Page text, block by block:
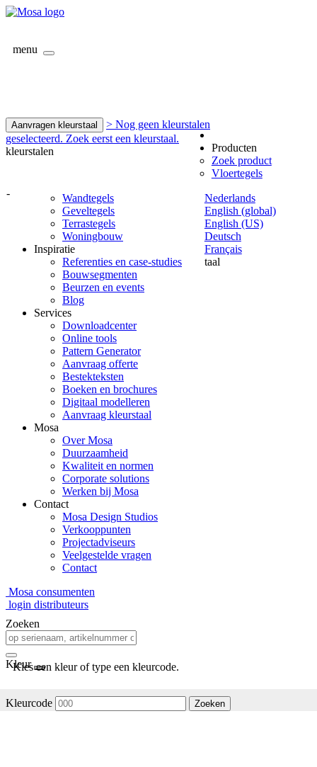
menu
Aanvragen kleurstaal
> Nog geen kleurstalen
geselecteerd. Zoek eerst een kleurstaal.
kleurstalen
-
Nederlands
English (global)
English (US)
Deutsch
Français
taal
Producten
Zoek product
Vloertegels
Wandtegels
Geveltegels
Terrastegels
Woningbouw
Inspiratie
Referenties en case-studies
Bouwsegmenten
Beurzen en events
Blog
Services
Downloadcenter
Online tools
Pattern Generator
Aanvraag offerte
Bestekteksten
Boeken en brochures
Digitaal modelleren
Aanvraag kleurstaal
Mosa
Over Mosa
Duurzaamheid
Kwaliteit en normen
Corporate solutions
Werken bij Mosa
Contact
Mosa Design Studios
Verkooppunten
Projectadviseurs
Veelgestelde vragen
Contact
Mosa consumenten
login distributeurs
Zoeken
Kleur
Kies een kleur of type een kleurcode.
Kleurcode Zoeken